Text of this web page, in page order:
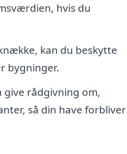
hvis du
kan du beskytte
bygninger.
give rådgivning om,
så din have forbliver